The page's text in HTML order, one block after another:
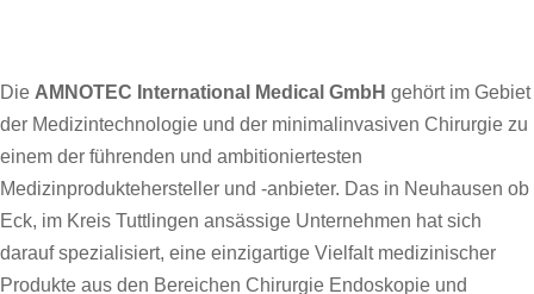
Die AMNOTEC International Medical GmbH gehört im Gebiet
der Medizintechnologie und der minimalinvasiven Chirurgie zu
einem der führenden und ambitioniertesten
Medizinproduktehersteller und -anbieter. Das in Neuhausen ob
Eck, im Kreis Tuttlingen ansässige Unternehmen hat sich
darauf spezialisiert, eine einzigartige Vielfalt medizinischer
Produkte aus den Bereichen Chirurgie Endoskopie und